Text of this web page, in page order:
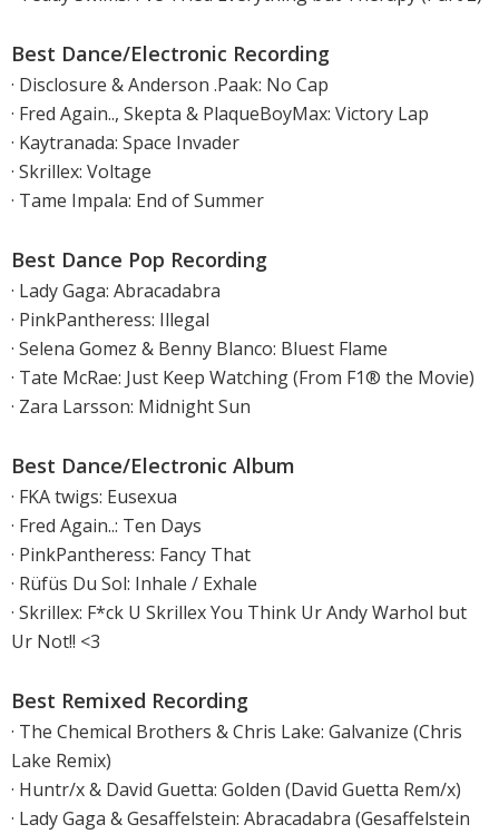
Best Dance/Electronic Recording
· Disclosure & Anderson .Paak: No Cap
· Fred Again.., Skepta & PlaqueBoyMax: Victory Lap
· Kaytranada: Space Invader
· Skrillex: Voltage
· Tame Impala: End of Summer
Best Dance Pop Recording
· Lady Gaga: Abracadabra
· PinkPantheress: Illegal
· Selena Gomez & Benny Blanco: Bluest Flame
· Tate McRae: Just Keep Watching (From F1® the Movie)
· Zara Larsson: Midnight Sun
Best Dance/Electronic Album
· FKA twigs: Eusexua
· Fred Again..: Ten Days
· PinkPantheress: Fancy That
· Rüfüs Du Sol: Inhale / Exhale
· Skrillex: F*ck U Skrillex You Think Ur Andy Warhol but
Ur Not!! <3
Best Remixed Recording
· The Chemical Brothers & Chris Lake: Galvanize (Chris
Lake Remix)
· Huntr/x & David Guetta: Golden (David Guetta Rem/x)
· Lady Gaga & Gesaffelstein: Abracadabra (Gesaffelstein